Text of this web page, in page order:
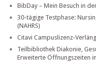
BibDay – Mein Besuch in
30-tägige Testphase:
(NAHRS)
Citavi Campuslizenz-
Teilbibliothek Diakonie,
Erweiterte Öffnungszeiten